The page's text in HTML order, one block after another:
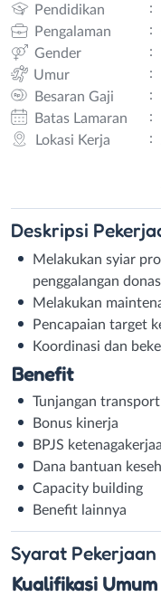
Pendidikan :
Pengalaman
:
Gender
:
Umur
:
Besaran Gaji
:
Batas Lamaran
:
Lokasi Kerja
:
Deskripsi
Melakukan syiar
penggalangan
Melakukan
Pencapaian target
Koordinasi dan
Benefit
Tunjangan transport
Bonus kinerja
BPJS
Dana bantuan
Capacity building
Benefit lainnya
Syarat Pekerjaan
Kualifikasi Umum